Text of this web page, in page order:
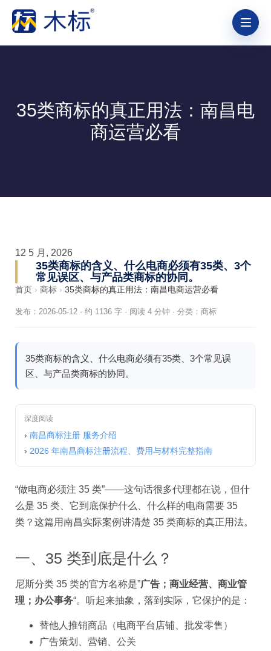
35类商标的真正用法：南昌电
商运营必看
12 5 月, 2026
35类商标的含义、什么电商必须有35类、3个
常见误区、与产品类商标的协同。
首页 › 商标 › 35类商标的真正用法：南昌电商运营必看
发布：2026-05-12 · 约 1136 字 · 阅读 4 分钟 · 分类： 商标
35类商标的含义、什么电商必须有35类、3个常见误
区、与产品类商标的协同。
深度阅读
› 南昌商标注册 服务介绍
› 2026 年南昌商标注册流程、费用与材料完整指南
“做电商必须注 35 类”——这句话很多代理都在说，但什
么是 35 类、它到底保护什么、什么样的电商需要 35
类？这篇用南昌实际案例讲清楚 35 类商标的真正用法。
一、35 类到底是什么？
尼斯分类 35 类的官方名称是”广告；商业经营、商业管
理；办公事务“。听起来抽象，落到实际，它保护的是：
替他人推销商品（电商平台店铺、批发零售）
广告策划、营销、公关